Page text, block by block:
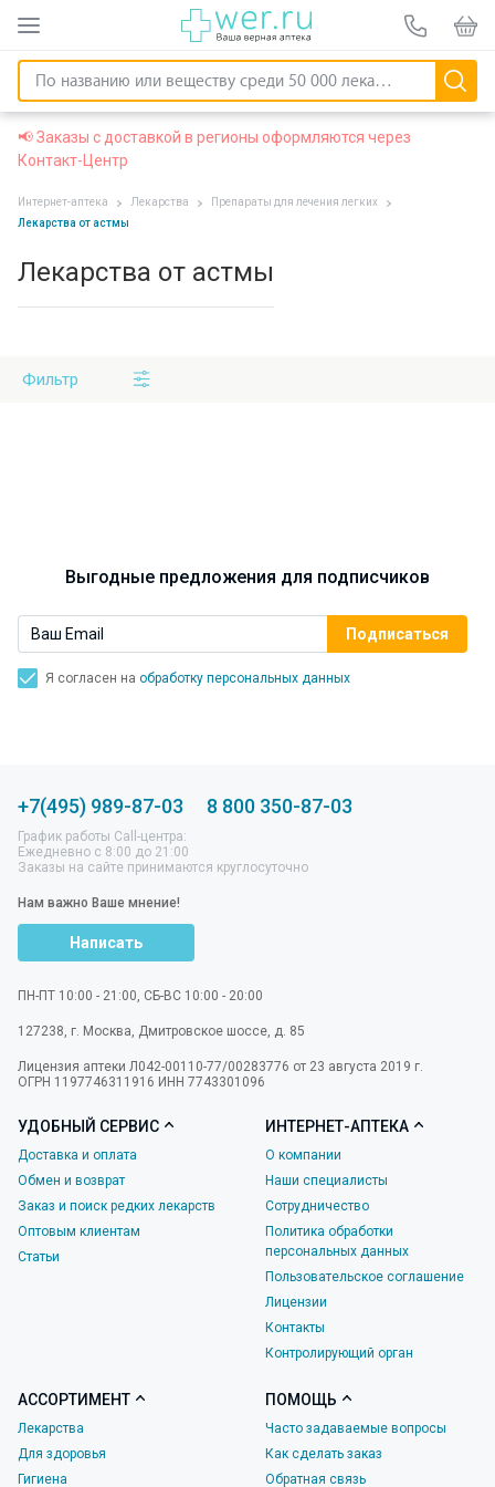
📢 Заказы с доставкой в регионы оформляются через
Контакт-Центр
Интернет-аптека Лекарства
Препараты для лечения легких
Лекарства от астмы
Лекарства от астмы
Фильтр
Выгодные предложения для подписчиков
Я согласен на обработку персональных данных
+7(495) 989-87-03 8 800 350-87-03
График работы Call-центра:
Ежедневно с 8:00 до 21:00
Заказы на сайте принимаются круглосуточно
Нам важно Ваше мнение!
Написать
ПН-ПТ 10:00 - 21:00, СБ-ВС 10:00 - 20:00
127238, г. Москва, Дмитровское шоссе, д. 85
Лицензия аптеки Л042-00110-77/00283776 от 23 августа 2019 г.
ОГРН 1197746311916 ИНН 7743301096
УДОБНЫЙ СЕРВИС
Доставка и оплата
Обмен и возврат
Заказ и поиск редких лекарств
Оптовым клиентам
Статьи
ИНТЕРНЕТ-АПТЕКА
О компании
Наши специалисты
Сотрудничество
Политика обработки
персональных данных
Пользовательское соглашение
Лицензии
Контакты
Контролирующий орган
АССОРТИМЕНТ
Лекарства
Для здоровья
Гигиена
ПОМОЩЬ
Часто задаваемые вопросы
Как сделать заказ
Обратная связь